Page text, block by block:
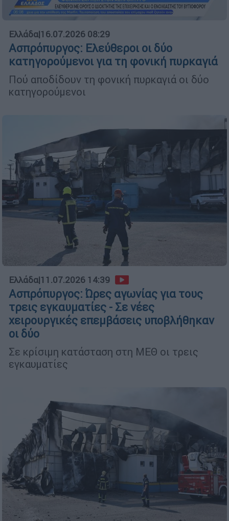
Ελλάδα|16.07.2026 08:29
Ασπρόπυργος: Ελεύθεροι οι δύο
κατηγορούμενοι για τη φονική πυρκαγιά
Πού αποδίδουν τη φονική πυρκαγιά οι δύο
κατηγορούμενοι
Ελλάδα|11.07.2026 14:39
Ασπρόπυργος: Ώρες αγωνίας για τους
τρεις εγκαυματίες - Σε νέες
χειρουργικές επεμβάσεις υποβλήθηκαν
οι δύο
Σε κρίσιμη κατάσταση στη ΜΕΘ οι τρεις
εγκαυματίες